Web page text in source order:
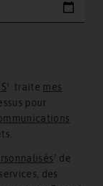
¹ traite mes
pour
⁷ de
des